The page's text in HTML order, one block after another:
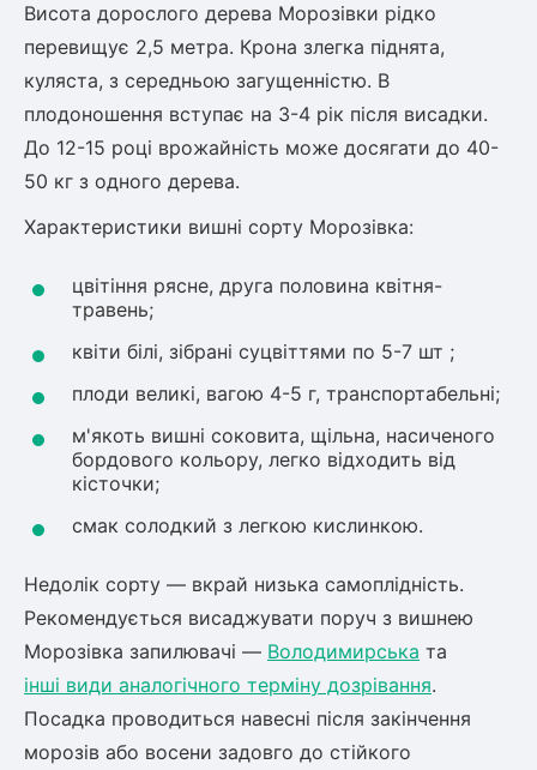
Висота дорослого дерева Морозівки рідко
перевищує 2,5 метра. Крона злегка піднята,
куляста, з середньою загущенністю. В
плодоношення вступає на 3-4 рік після висадки.
До 12-15 році врожайність може досягати до 40-
50 кг з одного дерева.
Характеристики вишні сорту Морозівка:
цвітіння рясне, друга половина квітня-
травень;
квіти білі, зібрані суцвіттями по 5-7 шт ;
плоди великі, вагою 4-5 г, транспортабельні;
м'якоть вишні соковита, щільна, насиченого
бордового кольору, легко відходить від
кісточки;
смак солодкий з легкою кислинкою.
Недолік сорту — вкрай низька самоплідність.
Рекомендується висаджувати поруч з вишнею
Морозівка запилювачі — Володимирська та
інші види аналогічного терміну дозрівання.
Посадка проводиться навесні після закінчення
морозів або восени задовго до стійкого